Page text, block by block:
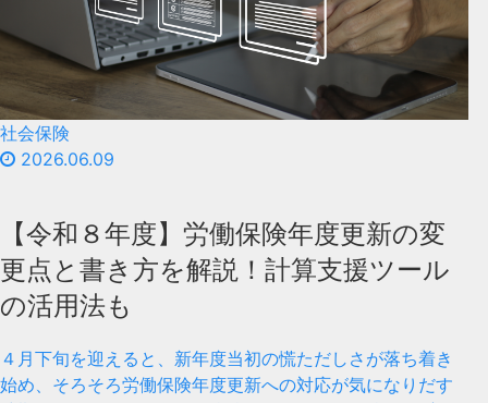
社会保険
2026.06.09
【令和８年度】労働保険年度更新の変
更点と書き方を解説！計算支援ツール
の活用法も
４月下旬を迎えると、新年度当初の慌ただしさが落ち着き
始め、そろそろ労働保険年度更新への対応が気になりだす